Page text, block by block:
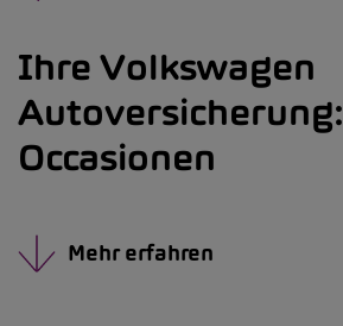
Ihre Volkswagen
Autoversicherung:
Occasionen
Mehr erfahren